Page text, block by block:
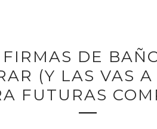
FIRMAS DE
(Y LAS VAS
FUTURAS